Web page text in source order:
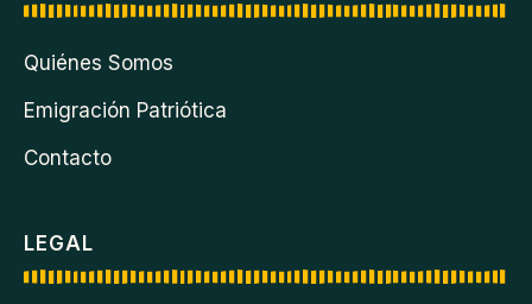
Quiénes Somos
Emigración Patriótica
Contacto
LEGAL